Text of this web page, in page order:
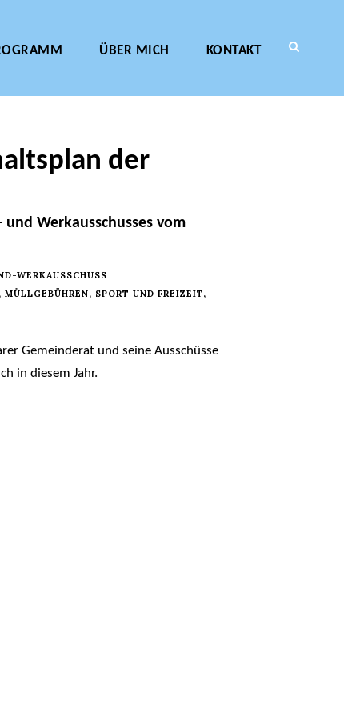
ÜBER MICH KONTAKT
der
Werkausschusses vom
WERKAUSSCHUSS
, MÜLLGEBÜHREN, SPORT UND FREIZEIT,
Gemeinderat und seine Ausschüsse
in diesem Jahr.